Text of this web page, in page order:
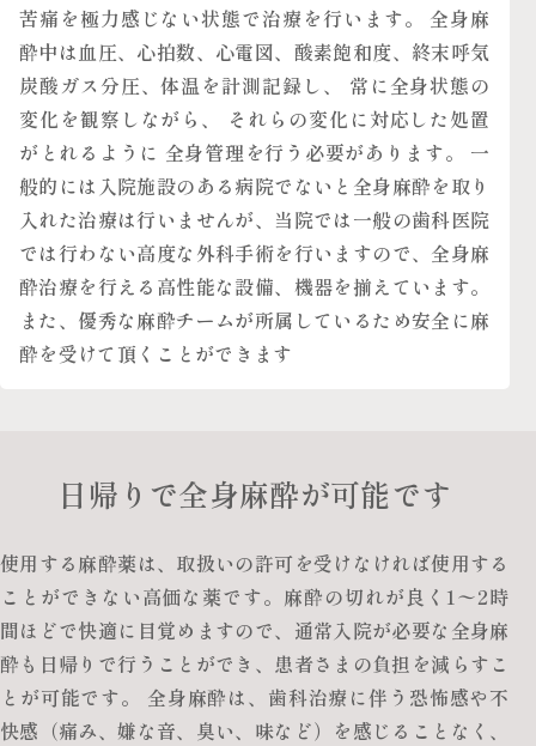
苦痛を極力感じない状態で治療を行います。 全身麻
酔中は血圧、心拍数、心電図、酸素飽和度、終末呼気
炭酸ガス分圧、体温を計測記録し、 常に全身状態の
変化を観察しながら、 それらの変化に対応した処置
がとれるように 全身管理を行う必要があります。 一
般的には入院施設のある病院でないと全身麻酔を取り
入れた治療は行いませんが、当院では一般の歯科医院
では行わない高度な外科手術を行いますので、全身麻
酔治療を行える高性能な設備、機器を揃えています。
また、優秀な麻酔チームが所属しているため安全に麻
酔を受けて頂くことができます
日帰りで全身麻酔が可能です
使用する麻酔薬は、取扱いの許可を受けなければ使用する
ことができない高価な薬です。麻酔の切れが良く1〜2時
間ほどで快適に目覚めますので、通常入院が必要な全身麻
酔も日帰りで行うことができ、患者さまの負担を減らすこ
とが可能です。 全身麻酔は、歯科治療に伴う恐怖感や不
快感（痛み、嫌な音、臭い、味など）を感じることなく、